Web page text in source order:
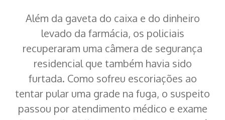
Além da gaveta do caixa e do dinheiro
levado da farmácia, os policiais
recuperaram uma câmera de segurança
residencial que também havia sido
furtada. Como sofreu escoriações ao
tentar pular uma grade na fuga, o suspeito
passou por atendimento médico e exame